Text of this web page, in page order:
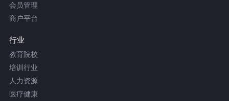
会员管理
商户平台
行业
教育院校
培训行业
人力资源
医疗健康